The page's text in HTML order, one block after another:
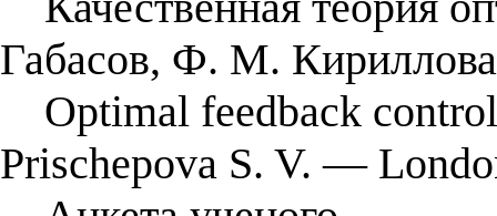
Габасов, Ф. М.
Optimal feedback
Prischepova S. V. —